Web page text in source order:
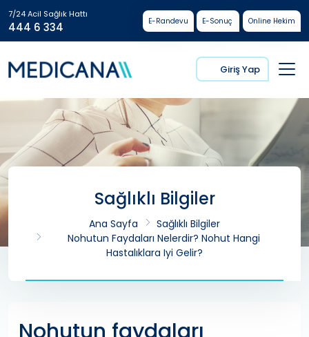
7/24 Acil Sağlık Hattı
444 6 334 E-Randevu E-Sonuç Online Hekim
Giriş Yap
Sağlıklı Bilgiler
Ana Sayfa
Sağlıklı Bilgiler
Nohutun Faydaları Nelerdir? Nohut Hangi
Hastalıklara Iyi Gelir?